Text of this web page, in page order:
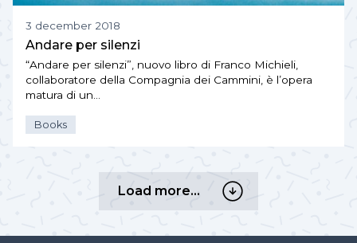
3 december 2018
Andare per silenzi
“Andare per silenzi”, nuovo libro di Franco Michieli,
collaboratore della Compagnia dei Cammini, è l’opera
matura di un…
Books
Load more…
Load
more…